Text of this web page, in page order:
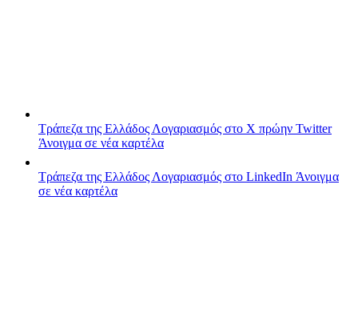
Τράπεζα της Ελλάδος Λογαριασμός στο X πρώην Twitter
Άνοιγμα σε νέα καρτέλα
Τράπεζα της Ελλάδος Λογαριασμός στο LinkedIn Άνοιγμα
σε νέα καρτέλα